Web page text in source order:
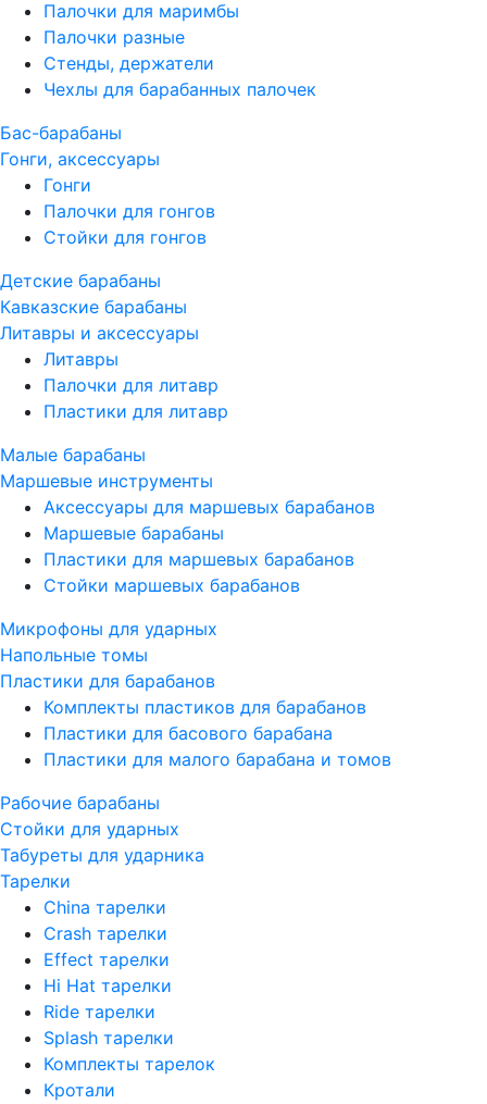
Палочки для маримбы
Палочки разные
Стенды, держатели
Чехлы для барабанных палочек
Бас-барабаны
Гонги, аксессуары
Гонги
Палочки для гонгов
Стойки для гонгов
Детские барабаны
Кавказские барабаны
Литавры и аксессуары
Литавры
Палочки для литавр
Пластики для литавр
Малые барабаны
Маршевые инструменты
Аксессуары для маршевых барабанов
Маршевые барабаны
Пластики для маршевых барабанов
Стойки маршевых барабанов
Микрофоны для ударных
Напольные томы
Пластики для барабанов
Комплекты пластиков для барабанов
Пластики для басового барабана
Пластики для малого барабана и томов
Рабочие барабаны
Стойки для ударных
Табуреты для ударника
Тарелки
China тарелки
Crash тарелки
Effect тарелки
Hi Hat тарелки
Ride тарелки
Splash тарелки
Комплекты тарелок
Кротали